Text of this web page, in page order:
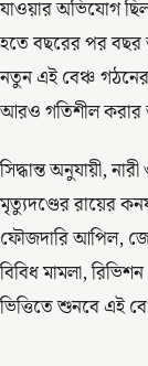
যাওয়ার অভিযোগ
হতে বছরের পর বছর
নতুন এই বেঞ্চ গঠনের
আরও গতিশীল করার
সিদ্ধান্ত অনুযায়ী,
মৃত্যুদণ্ডের রায়ের
ফৌজদারি আপিল,
বিবিধ মামলা,
ভিত্তিতে শুনবে এই